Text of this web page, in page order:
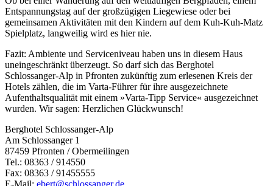
Entspannungstag auf der großzügigen Liegewiese oder bei
gemeinsamen Aktivitäten mit den Kindern auf dem Kuh-Kuh-Matz
Spielplatz, langweilig wird es hier nie.
Fazit: Ambiente und Serviceniveau haben uns in diesem Haus
uneingeschränkt überzeugt. So darf sich das Berghotel
Schlossanger-Alp in Pfronten zukünftig zum erlesenen Kreis der
Hotels zählen, die im Varta-Führer für ihre ausgezeichnete
Aufenthaltsqualität mit einem »Varta-Tipp Service« ausgezeichnet
wurden. Wir sagen: Herzlichen Glückwunsch!
Berghotel Schlossanger-Alp
Am Schlossanger 1
87459 Pfronten / Obermeilingen
Tel.: 08363 / 914550
Fax: 08363 / 91455555
E-Mail: ebert@schlossanger.de